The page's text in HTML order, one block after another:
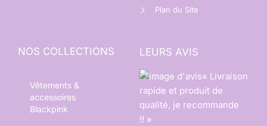
Plan du Site
NOS COLLECTIONS
Vêtements &
accessoires
Blackpink
LEURS AVIS
« Livraison
rapide et produit de
qualité, je recommande
!! »